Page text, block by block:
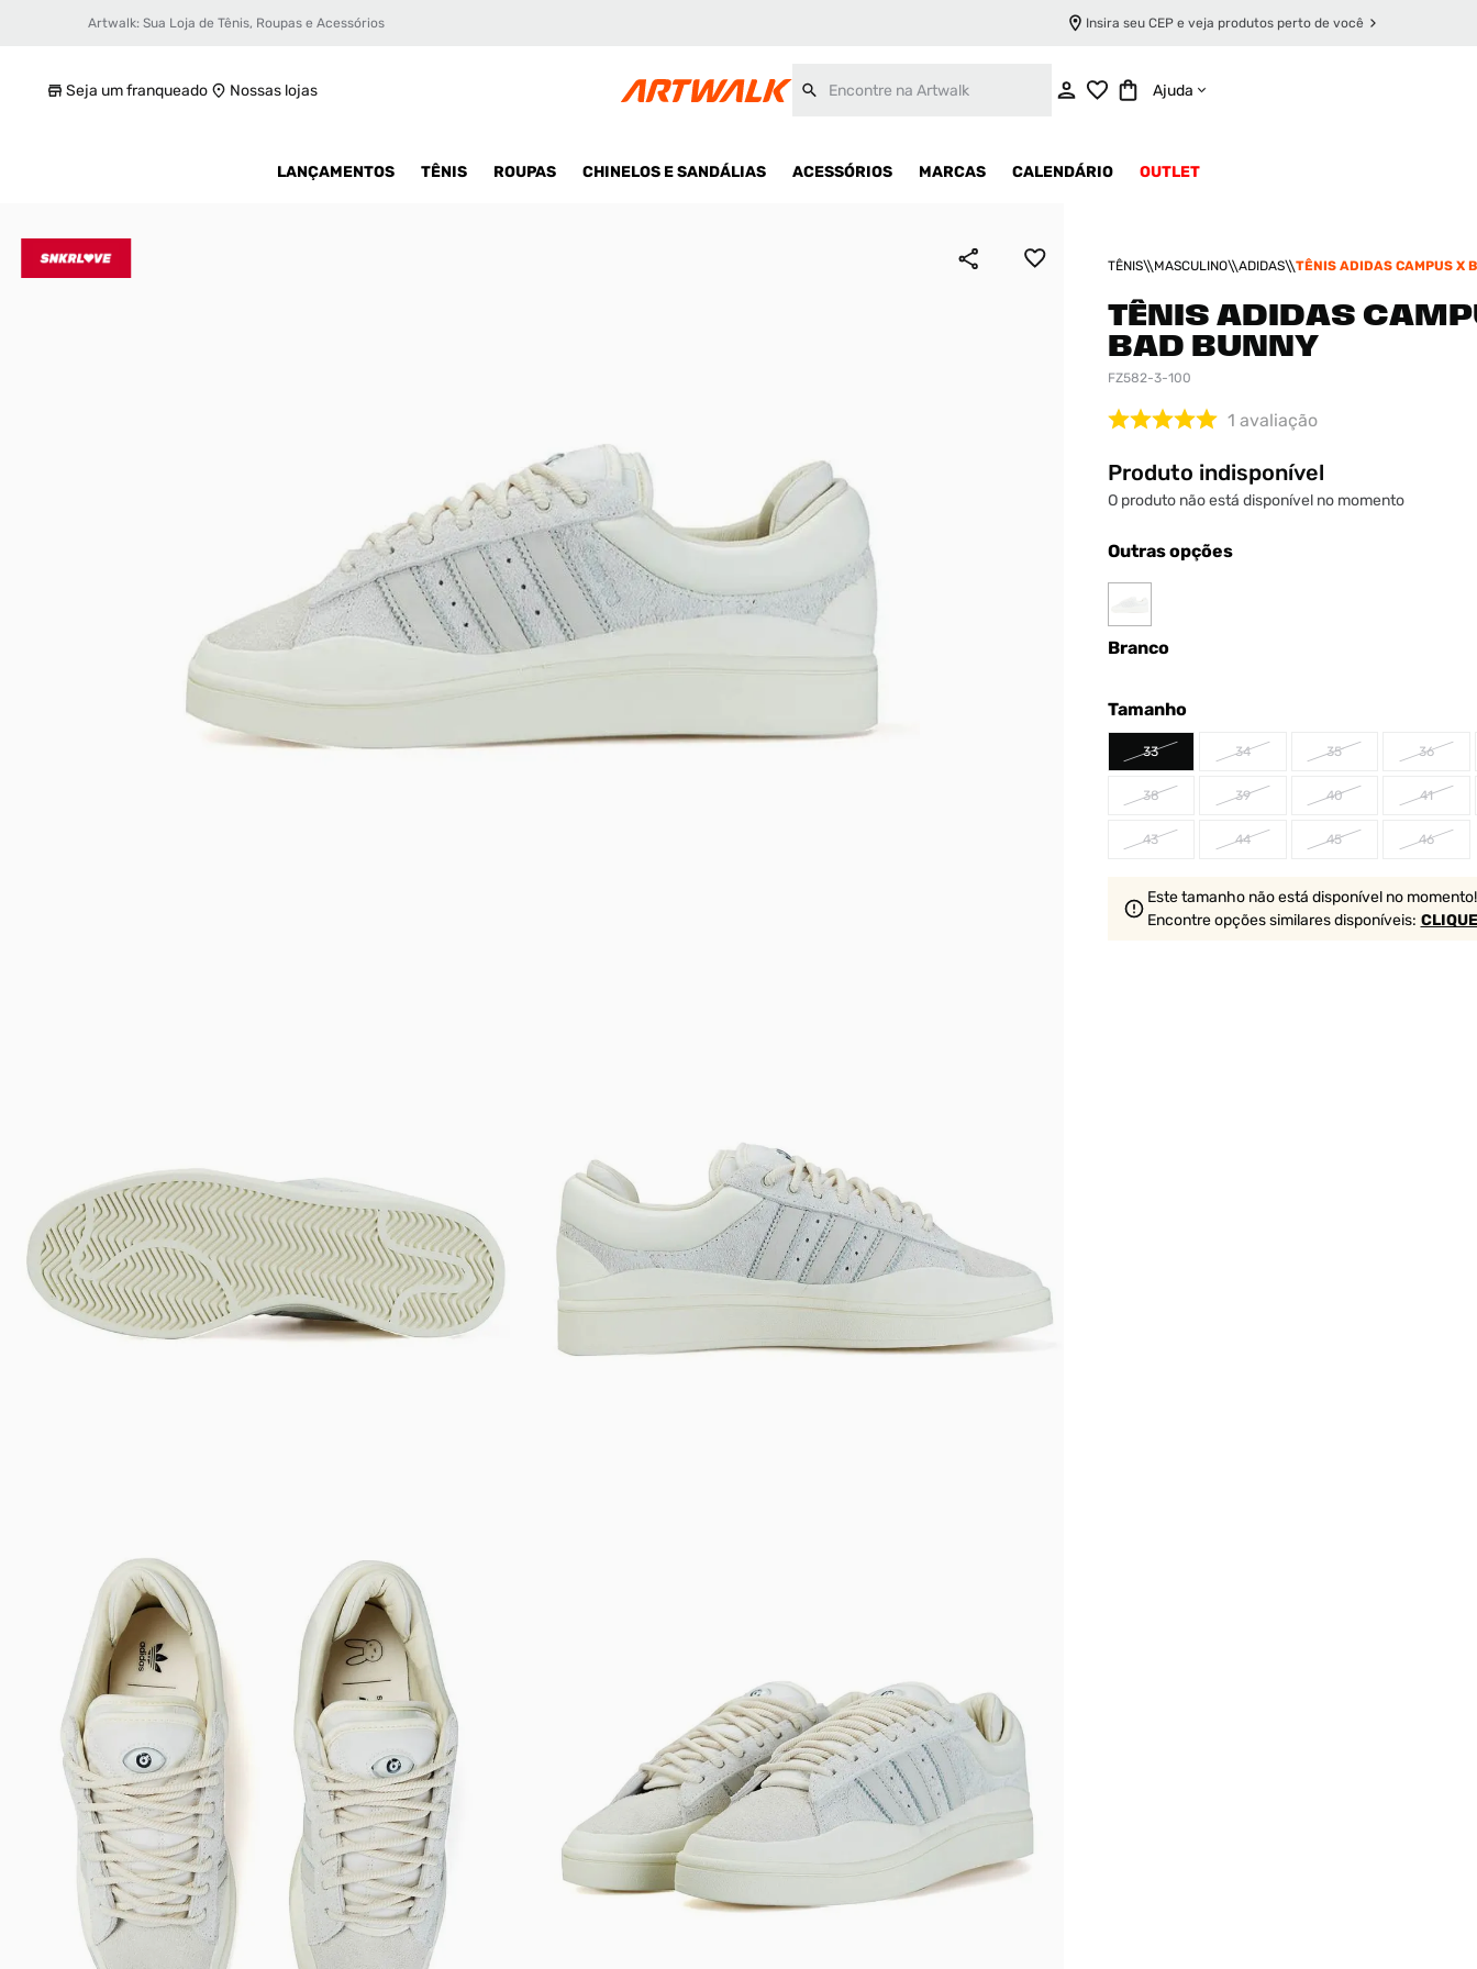
Artwalk: Sua Loja de Tênis, Roupas e Acessórios Insira seu CEP e veja produtos perto de você
Seja um franqueado Nossas lojas Ajuda
LANÇAMENTOS TÊNIS ROUPAS CHINELOS E SANDÁLIAS ACESSÓRIOS MARCAS CALENDÁRIO OUTLET
TÊNIS MASCULINO ADIDAS TÊNIS ADIDAS CAMPUS X
TÊNIS ADIDAS
BAD BUNNY
FZ582-3-100
1 avaliação
Produto indisponível
O produto não está disponível no momento
Outras opções
Branco
Tamanho
33 34 35 36
38 39 40 41
43 44 45 46
Este tamanho não está disponível no momento!
Encontre opções similaresdisponíveis:
Tênis adidas Campus x Bad Bunny